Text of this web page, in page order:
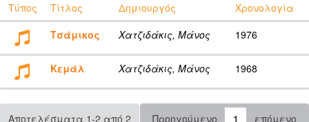
Τύπος Τίτλος Δημιουργός
Χρονολογία
Τσάμικος
Χατζιδάκις, Μάνος 1976
Κεμάλ Χατζιδάκις, Μάνος 1968
Αποτελέσματα 1-2 από 2 Προηγούμενο 1 επόμενο